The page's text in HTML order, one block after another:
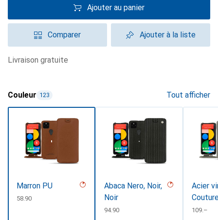
Ajouter au panier
Comparer Ajouter à la liste
livraison gratuite
Couleur 123 Tout afficher
Marron PU
CHF
58.90
Abaca Nero, Noir,
Noir
CHF
94.90
Acier
CHF
109.–